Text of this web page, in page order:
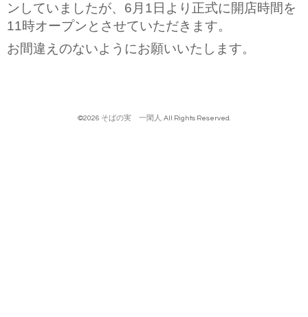
ンしていましたが、6月1日より正式に開店時間を
11時オープンとさせていただきます。
お間違えのないようにお願いいたします。
©2026 そばの実 一閑人. All Rights Reserved.